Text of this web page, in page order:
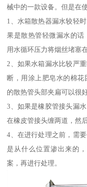
械中的一款设备。但是在
1、水箱散热器漏水较轻
果是散热管轻微漏水的话
用水循环压力将烟丝堵塞
2、如果水箱漏水比较严
断，用涂上肥皂水的棉
的散热管头部夹扁可以很
3、如果是橡胶管接头漏
在橡皮管接头缠两道，然
4、在进行处理之前，需
是从什么位置渗出来的
案，再进行处理。